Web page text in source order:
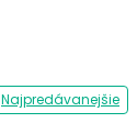
Najpredávanejšie